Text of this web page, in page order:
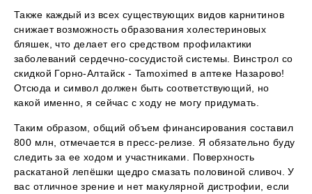
Также каждый из всех существующих видов карнитинов
снижает возможность образования холестериновых
бляшек, что делает его средством профилактики
заболеваний сердечно-сосудистой системы. Винстрол со
скидкой Горно-Алтайск - Tamoximed в аптеке Назарово!
Отсюда и символ должен быть соответствующий, но
какой именно, я сейчас с ходу не могу придумать.
Таким образом, общий объем финансирования составил
800 млн, отмечается в пресс-релизе. Я обязательно буду
следить за ее ходом и участниками. Поверхность
раскатаной лепёшки щедро смазать половиной сливоч. У
вас отличное зрение и нет макулярной дистрофии, если